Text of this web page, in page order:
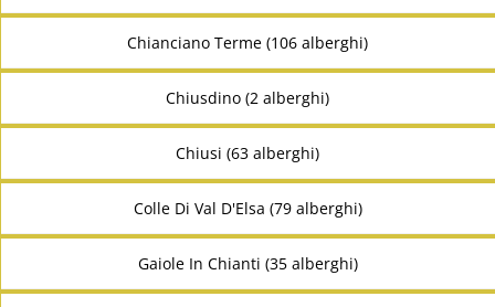
Chianciano Terme (106 alberghi)
Chiusdino (2 alberghi)
Chiusi (63 alberghi)
Colle Di Val D'Elsa (79 alberghi)
Gaiole In Chianti (35 alberghi)